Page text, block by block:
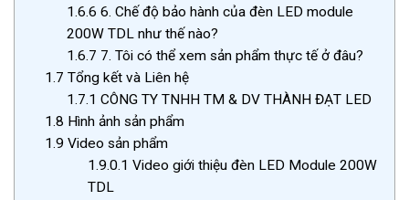
1.6.6 6. Chế độ bảo hành của đèn LED module
200W TDL như thế nào?
1.6.7 7. Tôi có thể xem sản phẩm thực tế ở đâu?
1.7 Tổng kết và Liên hệ
1.7.1 CÔNG TY TNHH TM & DV THÀNH ĐẠT LED
1.8 Hình ảnh sản phẩm
1.9 Video sản phẩm
1.9.0.1 Video giới thiệu đèn LED Module 200W
TDL